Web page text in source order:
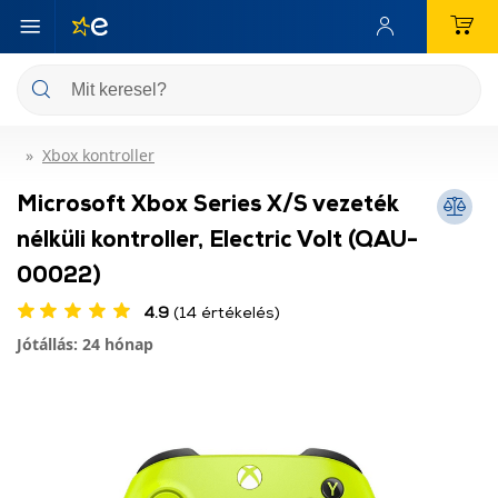
Xbox kontroller
Microsoft Xbox Series X/S vezeték
nélküli kontroller, Electric Volt (QAU-
00022)
4.9 (14 értékelés)
Jótállás: 24 hónap